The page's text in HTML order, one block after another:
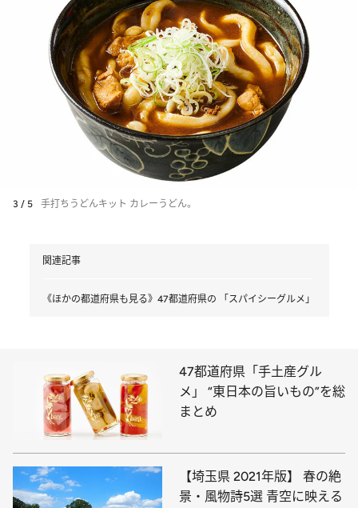
3 / 5 手打ちうどんキット カレーうどん。
関連記事
《ほかの都道府県も見る》47都道府県の 「スパイシーグルメ」
47都道府県「手土産グル
メ」 “東日本の旨いもの”を総
まとめ
【埼玉県 2021年版】 春の絶
景・風物詩5選 青空に映える